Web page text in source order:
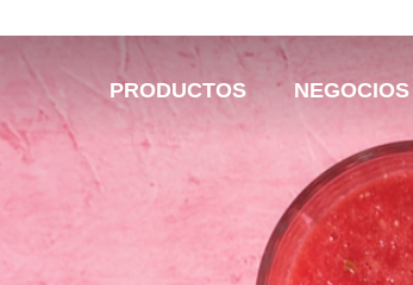
PRODUCTOS NEGOCIOS